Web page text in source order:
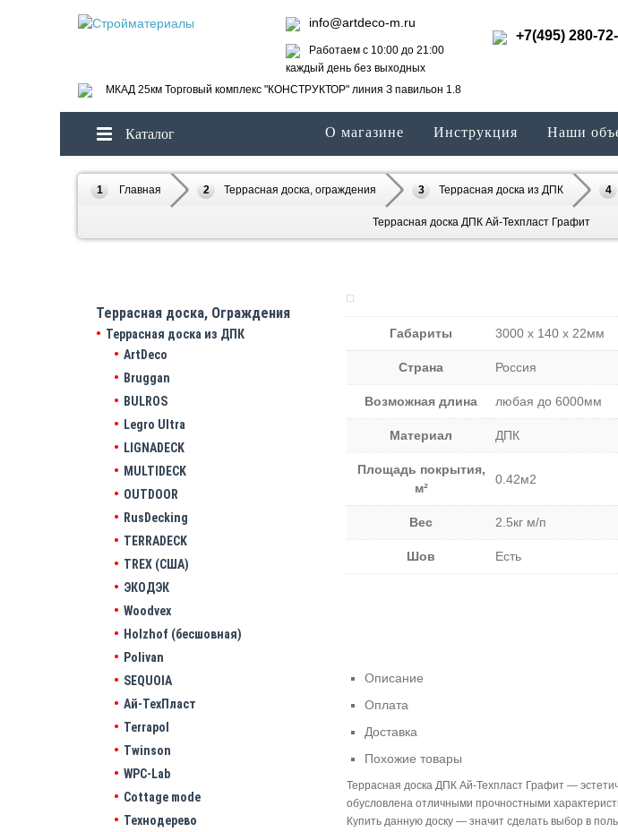
info@artdeco-m.ru
Работаем с 10:00 до 21:00
каждый день без выходных
+7(495) 280-
МКАД 25км Торговый комплекс "КОНСТРУКТОР" линия З павильон 1.8
Каталог О магазине Инструкция Наши
Главная Террасная доска, ограждения Террасная доска из ДПК
Террасная доска ДПК Ай-Техпласт Графит
Габариты 3000 х 140 х 22мм
Страна Россия
Возможная длина любая до 6000мм
Материал ДПК
Площадь покрытия,
м²
0.42м2
Вес 2.5кг м/п
Шов Есть
Описание
Оплата
Доставка
Похожие товары
Террасная доска ДПК Ай-Техпласт Графит —
обусловлена отличными прочностными
Купить данную доску — значит сделать выбор в
Террасная доска, Ограждения
Террасная доска из ДПК
ArtDeco
Bruggan
BULROS
Legro Ultra
LIGNADECK
MULTIDECK
OUTDOOR
RusDecking
TERRADECK
TREX (США)
ЭКОДЭК
Woodvex
Holzhof (бесшовная)
Polivan
SEQUOIA
Ай-ТехПласт
Terrapol
Twinson
WPC-Lab
Cottage mode
Технодерево